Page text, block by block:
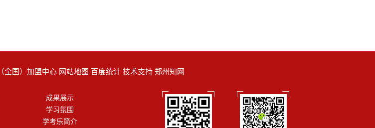
全国）加盟中心 网站地图 百度统计 技术支持 郑州知网
成果展示
学习氛围
学考乐简介